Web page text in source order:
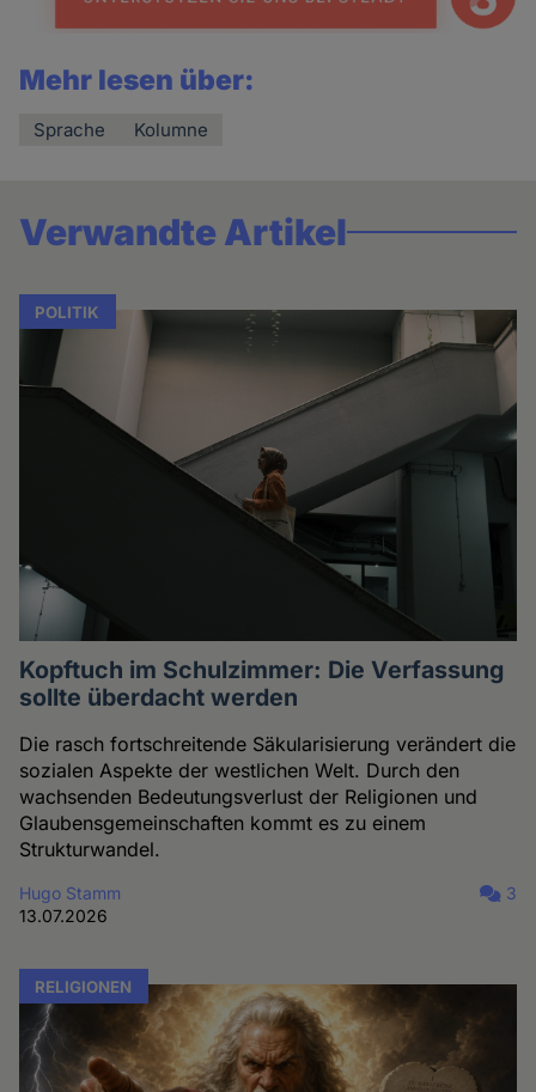
Mehr lesen über:
Sprache Kolumne
Verwandte Artikel
POLITIK
Kopftuch im Schulzimmer: Die Verfassung
sollte überdacht werden
Die rasch fortschreitende Säkularisierung verändert die
sozialen Aspekte der westlichen Welt. Durch den
wachsenden Bedeutungsverlust der Religionen und
Glaubensgemeinschaften kommt es zu einem
Strukturwandel.
Hugo Stamm
13.07.2026
3
RELIGIONEN